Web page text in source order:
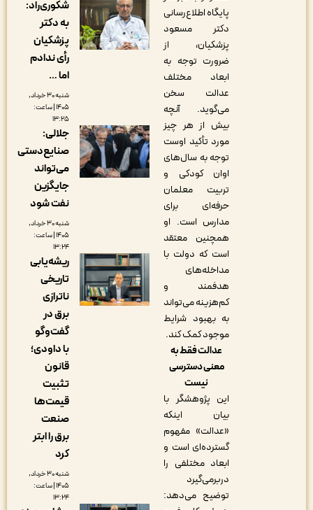
پایگاه اطلاع‌رسانی
دکتر مسعود
پزشکیان، از
ضرورت توجه به
ابعاد مختلف
عدالت سخن
می‌گوید. آنچه
بیش از هر چیز
مورد تأکید اوست
توجه به سال‌های
اوان کودکی و
تربیت معلمان
حرفه‌ای برای
مدارس است. او
همچنین معتقد
است که دولت با
مداخله‌های
هدفمند و
کم‌هزینه می‌تواند
به بهبود شرایط
موجود کمک کند.
عدالت فقط به
معنی دسترسی
این پژوهشگر با
بیان اینکه
«عدالت» مفهوم
گسترده‌ای است و
ابعاد مختلفی را
دربرمی‌گیرد
توضیح می‌دهد:
شکوری‌راد:
به دکتر
پزشکیان
رأی ندادم
شنبه ۳۰ خرداد,
۱۴۰۵ | ساعت:
جلالی:
صنایع‌دستی
می‌تواند
جایگزین
نفت شود
شنبه ۳۰ خرداد,
۱۴۰۵ | ساعت:
ریشه‌یابی
تاریخی
ناترازی
گفت‌وگو
با داودی؛
قیمت‌ها
برق را ابتر
شنبه ۳۰ خرداد,
۱۴۰۵ | ساعت: